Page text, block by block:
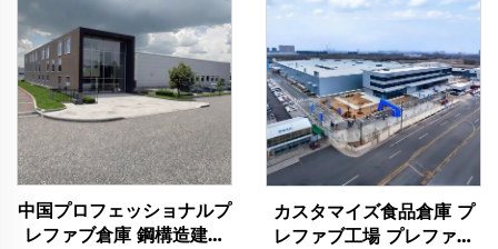
中国プロフェッショナルプ
レファブ倉庫 鋼構造建築
カスタマイズ食品倉庫 プ
レファブ工場 プレファブ